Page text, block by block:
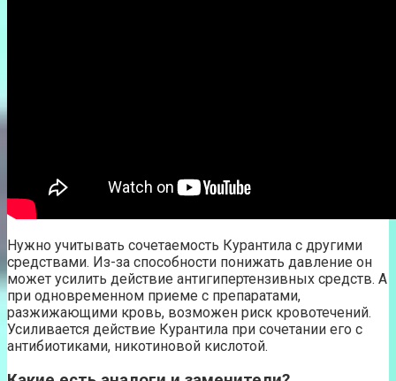
Нужно учитывать сочетаемость Курантила с другими
средствами. Из-за способности понижать давление он
может усилить действие антигипертензивных средств. А
при одновременном приеме с препаратами,
разжижающими кровь, возможен риск кровотечений.
Усиливается действие Курантила при сочетании его с
антибиотиками, никотиновой кислотой.